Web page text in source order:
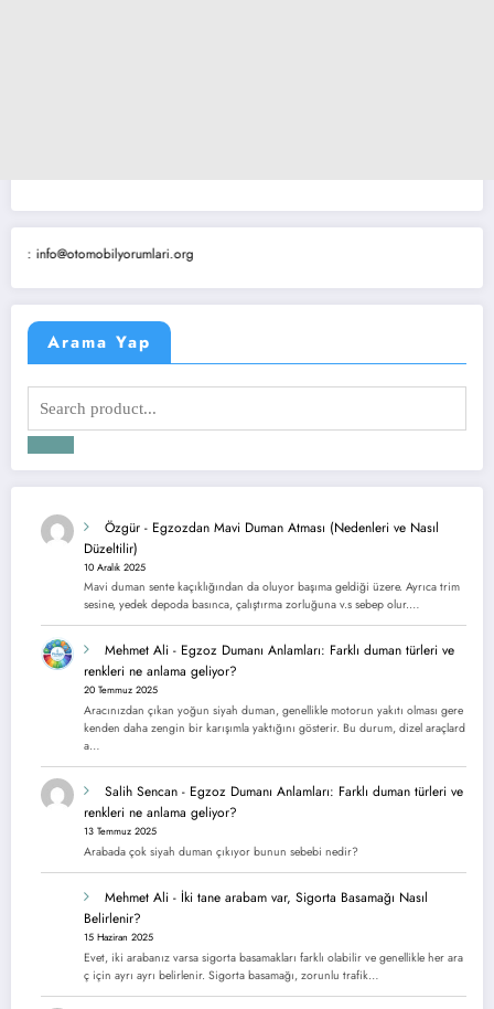
Arama Yap
Özgür - Egzozdan Mavi Duman Atması (Nedenleri ve Nasıl
Düzeltilir)
10 Aralık 2025
Mavi duman sente kaçıklığından da oluyor başıma geldiği üzere. Ayrıca trim
sesine, yedek depoda basınca, çalıştırma zorluğuna v.s sebep olur.…
Mehmet Ali - Egzoz Dumanı Anlamları: Farklı duman türleri ve
renkleri ne anlama geliyor?
20 Temmuz 2025
Aracınızdan çıkan yoğun siyah duman, genellikle motorun yakıtı olması gere
kenden daha zengin bir karışımla yaktığını gösterir. Bu durum, dizel araçlard
a…
Salih Sencan - Egzoz Dumanı Anlamları: Farklı duman türleri ve
renkleri ne anlama geliyor?
13 Temmuz 2025
Arabada çok siyah duman çıkıyor bunun sebebi nedir?
Mehmet Ali - İki tane arabam var, Sigorta Basamağı Nasıl
Belirlenir?
15 Haziran 2025
Evet, iki arabanız varsa sigorta basamakları farklı olabilir ve genellikle her ara
ç için ayrı ayrı belirlenir. Sigorta basamağı, zorunlu trafik…